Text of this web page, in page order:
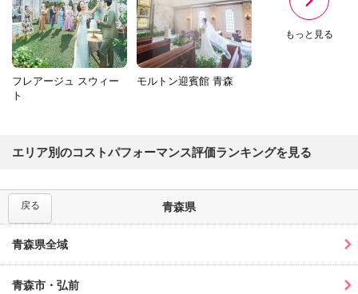
フレアージュ スウィー
ト
モルトン迎賓館 青森
もっと見る
エリア別のコストパフォーマンス評価ランキングを見る
青森県
戻る
青森県全域
青森市・弘前